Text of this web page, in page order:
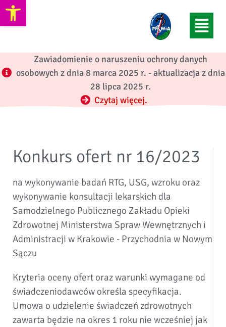
Otwórz pasek narzędzi
Zawiadomienie o naruszeniu ochrony danych
osobowych z dnia 8 marca 2025 r. - aktualizacja z dnia
28 lipca 2025 r.
Czytaj więcej.
Konkurs ofert nr 16/2023
na wykonywanie badań RTG, USG, wzroku oraz
wykonywanie konsultacji lekarskich dla
Samodzielnego Publicznego Zakładu Opieki
Zdrowotnej Ministerstwa Spraw Wewnętrznych i
Administracji w Krakowie - Przychodnia w Nowym
Sączu
Kryteria oceny ofert oraz warunki wymagane od
świadczeniodawców określa specyfikacja.
Umowa o udzielenie świadczeń zdrowotnych
zawarta będzie na okres 1 roku nie wcześniej jak